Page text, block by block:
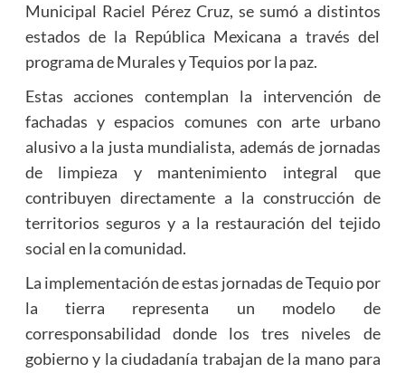
Municipal Raciel Pérez Cruz, se sumó a distintos
estados de la República Mexicana a través del
programa de Murales y Tequios por la paz.
Estas acciones contemplan la intervención de
fachadas y espacios comunes con arte urbano
alusivo a la justa mundialista, además de jornadas
de limpieza y mantenimiento integral que
contribuyen directamente a la construcción de
territorios seguros y a la restauración del tejido
social en la comunidad.
La implementación de estas jornadas de Tequio por
la tierra representa un modelo de
corresponsabilidad donde los tres niveles de
gobierno y la ciudadanía trabajan de la mano para